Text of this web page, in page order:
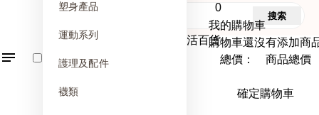
塑身產品
運動系列
護理及配件
襪類
0
我的購物車
購物車還沒有添加商
總價： 商品總價
確定購物車
搜索